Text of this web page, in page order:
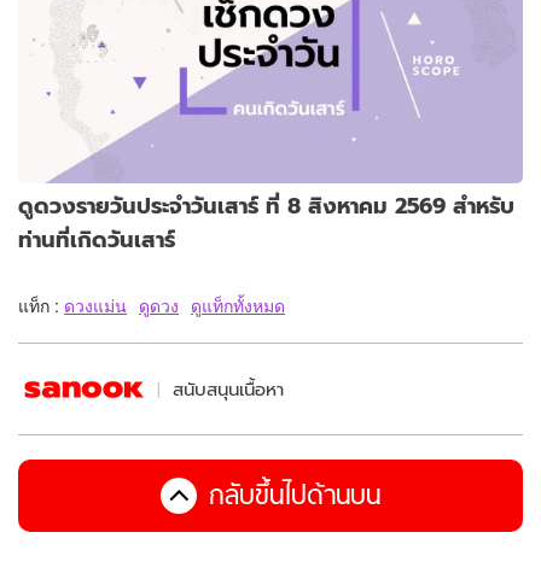
ดูดวงรายวันประจำวันเสาร์ ที่ 8 สิงหาคม 2569 สำหรับ
ท่านที่เกิดวันเสาร์
แท็ก : ดวงแม่น ดูดวง ดูแท็กทั้งหมด
สนับสนุนเนื้อหา
กลับขึ้นไปด้านบน